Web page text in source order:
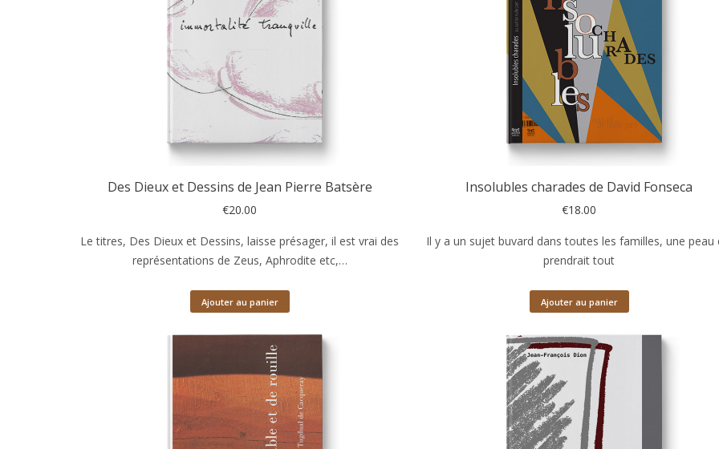
Des Dieux et Dessins de Jean Pierre Batsère
€20.00
Le titres, Des Dieux et Dessins, laisse présager, il est vrai des
représentations de Zeus, Aphrodite etc,…
Ajouter au panier
Insolubles charades de David Fonseca
€18.00
Il y a un sujet buvard dans toutes les familles, une peau
prendrait tout
Ajouter au panier